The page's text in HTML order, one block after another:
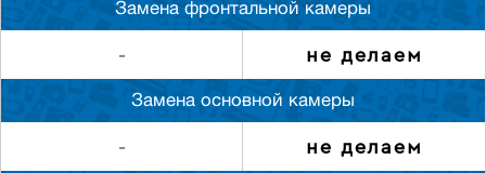
Замена фронтальной камеры
- не делаем
Замена основной камеры
- не делаем